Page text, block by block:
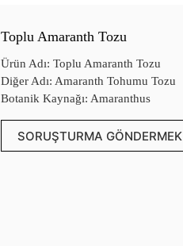
Toplu Amaranth Tozu
Ürün Adı: Toplu Amaranth Tozu
Diğer Adı: Amaranth Tohumu Tozu
Botanik Kaynağı: Amaranthus
SORUŞTURMA GÖNDERMEK